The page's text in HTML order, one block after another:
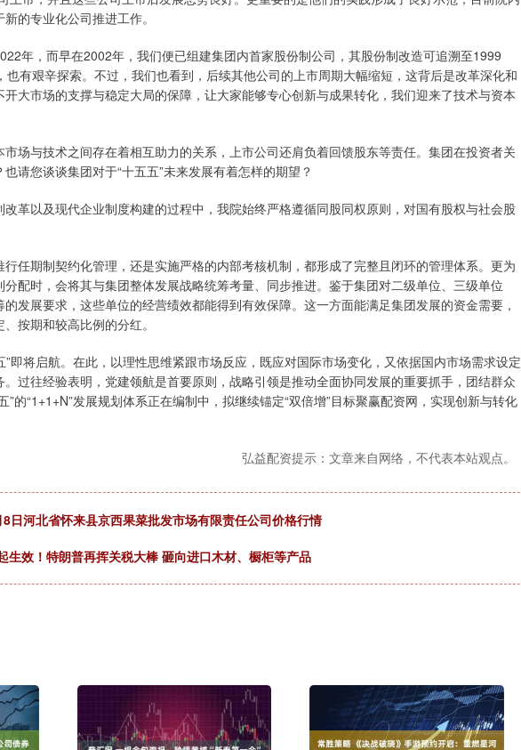
的专业化公司推进工作。
年，而早在2002年，我们便已组建集团内首家股份制公司，其股份制改造可追溯至1999
有艰辛探索。不过，我们也看到，后续其他公司的上市周期大幅缩短，这背后是改革深化和
大市场的支撑与稳定大局的保障，让大家能够专心创新与成果转化，我们迎来了技术与资本
与技术之间存在着相互助力的关系，上市公司还肩负着回馈股东等责任。集团在投资者关
请您谈谈集团对于“十五五”未来发展有着怎样的期望？
以及现代企业制度构建的过程中，我院始终严格遵循同股同权原则，对国有股权与社会股
期制契约化管理，还是实施严格的内部考核机制，都形成了完整且闭环的管理体系。更为
配时，会将其与集团整体发展战略统筹考量、同步推进。鉴于集团对二级单位、三级单位
的发展要求，这些单位的经营绩效都能得到有效保障。这一方面能满足集团发展的资金需要，
按期和较高比例的分红。
将启航。在此，以理性思维紧跟市场反应，既应对国际市场变化，又依据国内市场需求设定
过往经验表明，党建领航是首要原则，战略引领是推动全面协同发展的重要抓手，团结群众
”的“1+1+N”发展规划体系正在编制中，拟继续锚定“双倍增”目标聚赢配资网，实现创新与转化
弘益配资提示：文章来自网络，不代表本站观点。
日河北省怀来县京西果菜批发市场有限责任公司价格行情
生效！特朗普再挥关税大棒 砸向进口木材、橱柜等产品